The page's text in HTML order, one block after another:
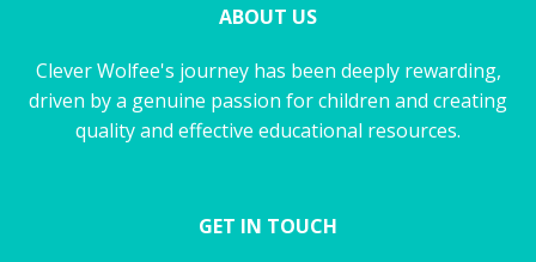
ABOUT US
Clever Wolfee's journey has been deeply rewarding,
driven by a genuine passion for children and creating
quality and effective educational resources.
GET IN TOUCH